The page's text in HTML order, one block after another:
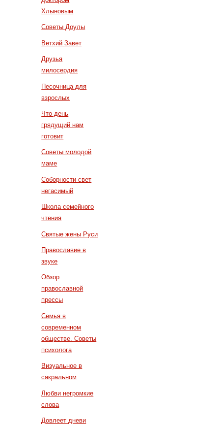
Хлыновым
Советы Доулы
Ветхий Завет
Друзья
милосердия
Песочница для
взрослых
Что день
грядущий нам
готовит
Советы молодой
маме
Соборности свет
негасимый
Школа семейного
чтения
Святые жены Руси
Православие в
звуке
Обзор
православной
прессы
Семья в
современном
обществе. Советы
психолога
Визуальное в
сакральном
Любви негромкие
слова
Довлеет дневи